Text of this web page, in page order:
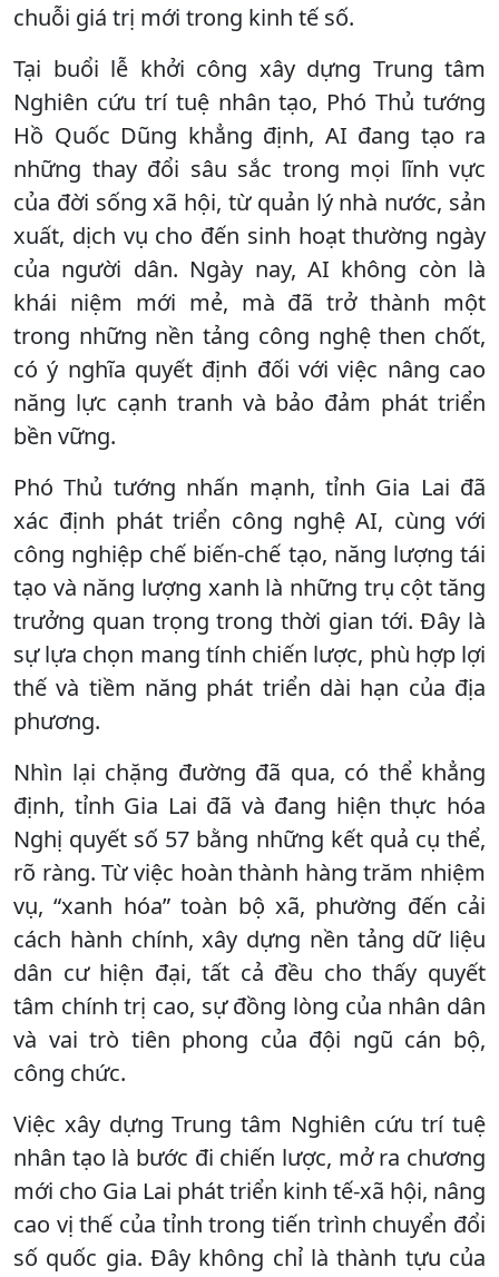
chuỗi giá trị mới trong kinh tế số.
Tại buổi lễ khởi công xây dựng Trung tâm
Nghiên cứu trí tuệ nhân tạo, Phó Thủ tướng
Hồ Quốc Dũng khẳng định, AI đang tạo ra
những thay đổi sâu sắc trong mọi lĩnh vực
của đời sống xã hội, từ quản lý nhà nước, sản
xuất, dịch vụ cho đến sinh hoạt thường ngày
của người dân. Ngày nay, AI không còn là
khái niệm mới mẻ, mà đã trở thành một
trong những nền tảng công nghệ then chốt,
có ý nghĩa quyết định đối với việc nâng cao
năng lực cạnh tranh và bảo đảm phát triển
bền vững.
Phó Thủ tướng nhấn mạnh, tỉnh Gia Lai đã
xác định phát triển công nghệ AI, cùng với
công nghiệp chế biến-chế tạo, năng lượng tái
tạo và năng lượng xanh là những trụ cột tăng
trưởng quan trọng trong thời gian tới. Đây là
sự lựa chọn mang tính chiến lược, phù hợp lợi
thế và tiềm năng phát triển dài hạn của địa
phương.
Nhìn lại chặng đường đã qua, có thể khẳng
định, tỉnh Gia Lai đã và đang hiện thực hóa
Nghị quyết số 57 bằng những kết quả cụ thể,
rõ ràng. Từ việc hoàn thành hàng trăm nhiệm
vụ, “xanh hóa” toàn bộ xã, phường đến cải
cách hành chính, xây dựng nền tảng dữ liệu
dân cư hiện đại, tất cả đều cho thấy quyết
tâm chính trị cao, sự đồng lòng của nhân dân
và vai trò tiên phong của đội ngũ cán bộ,
công chức.
Việc xây dựng Trung tâm Nghiên cứu trí tuệ
nhân tạo là bước đi chiến lược, mở ra chương
mới cho Gia Lai phát triển kinh tế-xã hội, nâng
cao vị thế của tỉnh trong tiến trình chuyển đổi
số quốc gia. Đây không chỉ là thành tựu của